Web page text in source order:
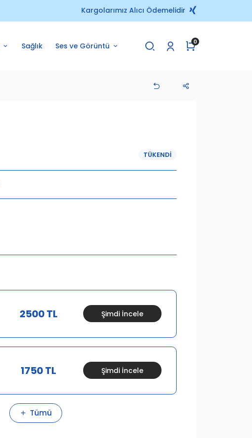
Kargolarımız Alıcı Ödemelidir
Sağlık Ses ve Görüntü 0
TÜKENDI
2500 TL Şimdi İncele
1750 TL Şimdi İncele
Tümü